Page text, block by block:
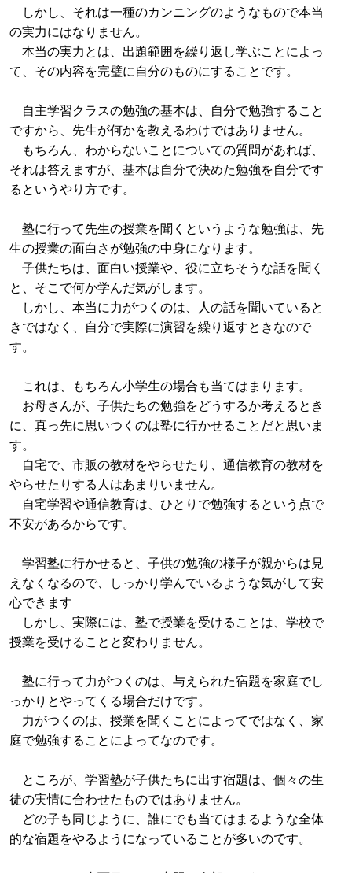
しかし、それは一種のカンニングのようなもので本当
の実力にはなりません。
本当の実力とは、出題範囲を繰り返し学ぶことによっ
て、その内容を完璧に自分のものにすることです。
自主学習クラスの勉強の基本は、自分で勉強すること
ですから、先生が何かを教えるわけではありません。
もちろん、わからないことについての質問があれば、
それは答えますが、基本は自分で決めた勉強を自分です
るというやり方です。
塾に行って先生の授業を聞くというような勉強は、先
生の授業の面白さが勉強の中身になります。
子供たちは、面白い授業や、役に立ちそうな話を聞く
と、そこで何か学んだ気がします。
しかし、本当に力がつくのは、人の話を聞いていると
きではなく、自分で実際に演習を繰り返すときなので
す。
これは、もちろん小学生の場合も当てはまります。
お母さんが、子供たちの勉強をどうするか考えるとき
に、真っ先に思いつくのは塾に行かせることだと思いま
す。
自宅で、市販の教材をやらせたり、通信教育の教材を
やらせたりする人はあまりいません。
自宅学習や通信教育は、ひとりで勉強するという点で
不安があるからです。
学習塾に行かせると、子供の勉強の様子が親からは見
えなくなるので、しっかり学んでいるような気がして安
心できます
しかし、実際には、塾で授業を受けることは、学校で
授業を受けることと変わりません。
塾に行って力がつくのは、与えられた宿題を家庭でし
っかりとやってくる場合だけです。
力がつくのは、授業を聞くことによってではなく、家
庭で勉強することによってなのです。
ところが、学習塾が子供たちに出す宿題は、個々の生
徒の実情に合わせたものではありません。
どの子も同じように、誰にでも当てはまるような全体
的な宿題をやるようになっていることが多いのです。